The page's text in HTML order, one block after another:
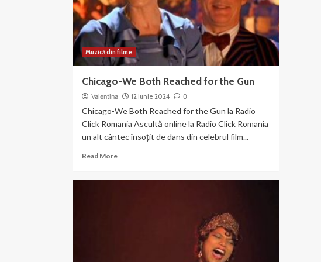
(2003)
Muzică din filme
Chicago-We Both Reached for the Gun
Valentina 12 iunie 2024 0
Chicago-We Both Reached for the Gun la Radio
Click Romania Ascultă online la Radio Click Romania
un alt cântec însoțit de dans din celebrul film...
Read MoreRead